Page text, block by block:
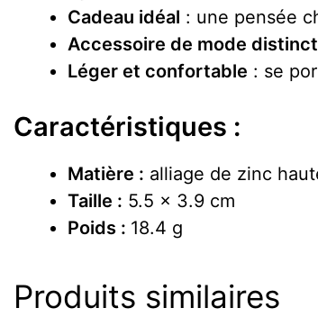
Cadeau idéal : une pensée
Accessoire de mode
Léger et confortable : se
Caractéristiques :
Matière : alliage de zinc
Taille : 5.5 x 3.9 cm
Poids : 18.4 g
Produits similaires